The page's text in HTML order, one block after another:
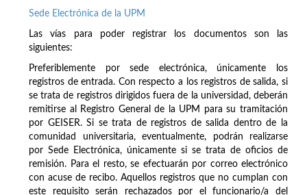
Sede Electrónica de la UPM
Las vías para poder registrar los documentos son las
siguientes:
Preferiblemente por sede electrónica, únicamente los
registros de entrada. Con respecto a los registros de salida, si
se trata de registros dirigidos fuera de la universidad, deberán
remitirse al Registro General de la UPM para su tramitación
por GEISER. Si se trata de registros de salida dentro de la
comunidad universitaria, eventualmente, podrán realizarse
por Sede Electrónica, únicamente si se trata de oficios de
remisión. Para el resto, se efectuarán por correo electrónico
con acuse de recibo. Aquellos registros que no cumplan con
este requisito serán rechazados por el funcionario/a del